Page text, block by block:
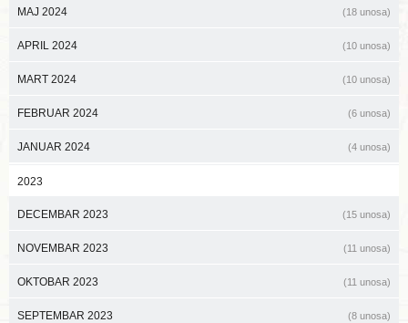
MAJ 2024 (18 unosa)
APRIL 2024 (10 unosa)
MART 2024 (10 unosa)
FEBRUAR 2024 (6 unosa)
JANUAR 2024 (4 unosa)
2023
DECEMBAR 2023 (15 unosa)
NOVEMBAR 2023 (11 unosa)
OKTOBAR 2023 (11 unosa)
SEPTEMBAR 2023 (8 unosa)